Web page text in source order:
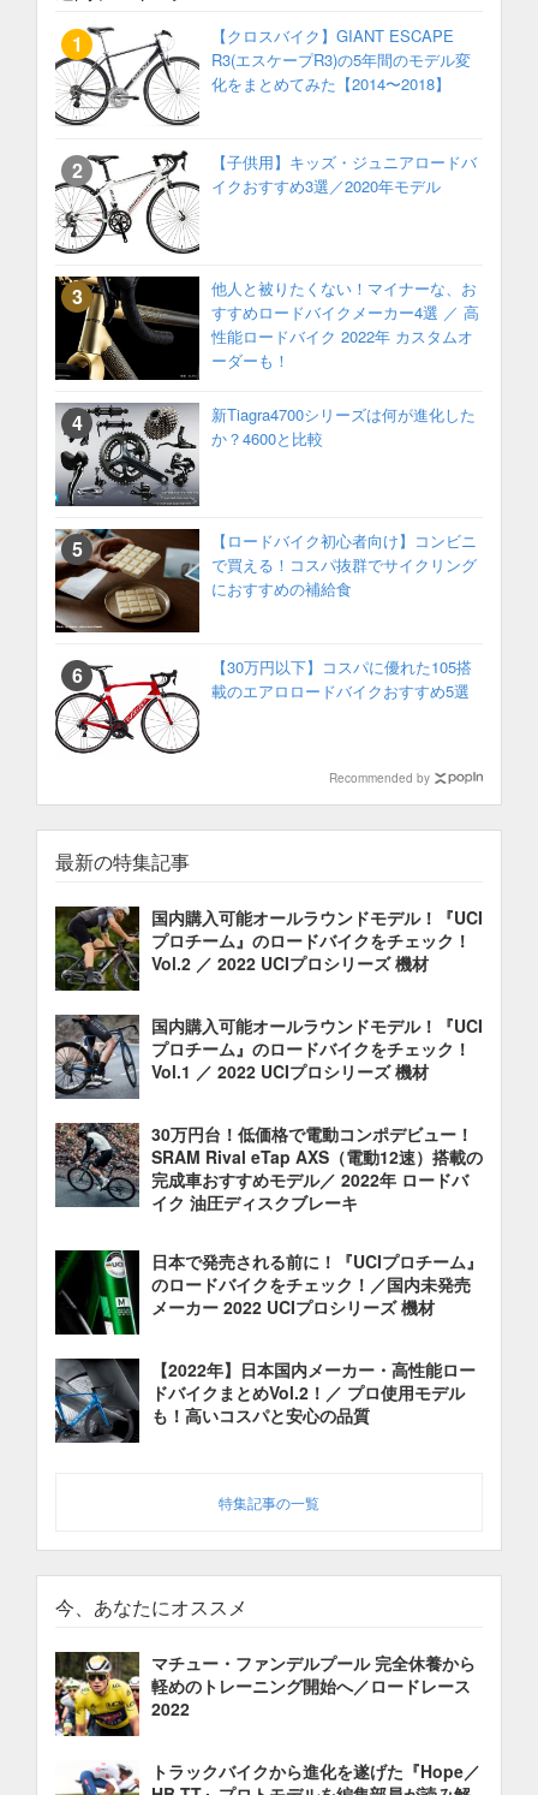
【クロスバイク】GIANT ESCAPE
R3(エスケープR3)の5年間のモデル変
化をまとめてみた【2014〜2018】
【子供用】キッズ・ジュニアロードバ
イクおすすめ3選／2020年モデル
他人と被りたくない！マイナーな、お
すすめロードバイクメーカー4選 ／ 高
性能ロードバイク 2022年 カスタムオ
ーダーも！
新Tiagra4700シリーズは何が進化した
か？4600と比較
【ロードバイク初心者向け】コンビニ
で買える！コスパ抜群でサイクリング
におすすめの補給食
【30万円以下】コスパに優れた105搭
載のエアロロードバイクおすすめ5選
Recommended by
最新の特集記事
国内購入可能オールラウンドモデル！『UCI
プロチーム』のロードバイクをチェック！
Vol.2 ／ 2022 UCIプロシリーズ 機材
国内購入可能オールラウンドモデル！『UCI
プロチーム』のロードバイクをチェック！
Vol.1 ／ 2022 UCIプロシリーズ 機材
30万円台！低価格で電動コンポデビュー！
SRAM Rival eTap AXS（電動12速）搭載の
完成車おすすめモデル／ 2022年 ロードバ
イク 油圧ディスクブレーキ
日本で発売される前に！『UCIプロチーム』
のロードバイクをチェック！／国内未発売
メーカー 2022 UCIプロシリーズ 機材
【2022年】日本国内メーカー・高性能ロー
ドバイクまとめVol.2！／ プロ使用モデル
も！高いコスパと安心の品質
特集記事の一覧
今、あなたにオススメ
マチュー・ファンデルプール 完全休養から
軽めのトレーニング開始へ／ロードレース
2022
トラックバイクから進化を遂げた『Hope／